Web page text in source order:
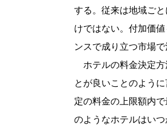
する。従来は地域ご
けではない。付加価
ンスで成り立つ市場
ホテルの料金決定方
とが良いことのよう
定の料金の上限額内
のようなホテルはい